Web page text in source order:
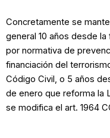
Concretamente se
general 10 años desde
por normativa de
financiación del
Código Civil, o 5 años
de enero que reforma la
se modifica el art. 1964